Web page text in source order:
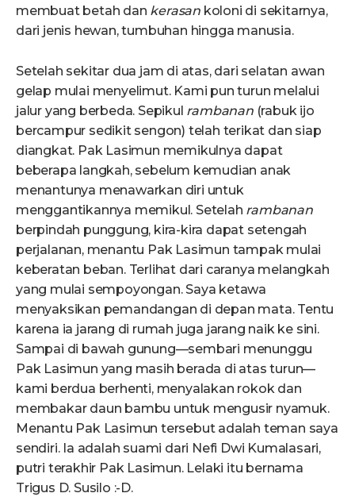
membuat betah dan kerasan koloni di sekitarnya,
dari jenis hewan, tumbuhan hingga manusia.
Setelah sekitar dua jam di atas, dari selatan awan
gelap mulai menyelimut. Kami pun turun melalui
jalur yang berbeda. Sepikul rambanan(rabuk ijo
bercampur sedikit sengon) telah terikat dan siap
diangkat. Pak Lasimun memikulnya dapat
beberapa langkah, sebelum kemudian anak
menantunya menawarkan diri untuk
menggantikannya memikul. Setelah rambanan
berpindah punggung, kira-kira dapat setengah
perjalanan, menantu Pak Lasimun tampak mulai
keberatan beban. Terlihat dari caranya melangkah
yang mulai sempoyongan. Saya ketawa
menyaksikan pemandangan di depan mata. Tentu
karena ia jarang di rumah juga jarang naik ke sini.
Sampai di bawah gunung—sembari menunggu
Pak Lasimun yang masih berada di atas turun—
kami berdua berhenti, menyalakan rokok dan
membakar daun bambu untuk mengusir nyamuk.
Menantu Pak Lasimun tersebut adalah teman saya
sendiri. Ia adalah suami dari Nefi Dwi Kumalasari,
putri terakhir Pak Lasimun. Lelaki itu bernama
Trigus D. Susilo :-D.